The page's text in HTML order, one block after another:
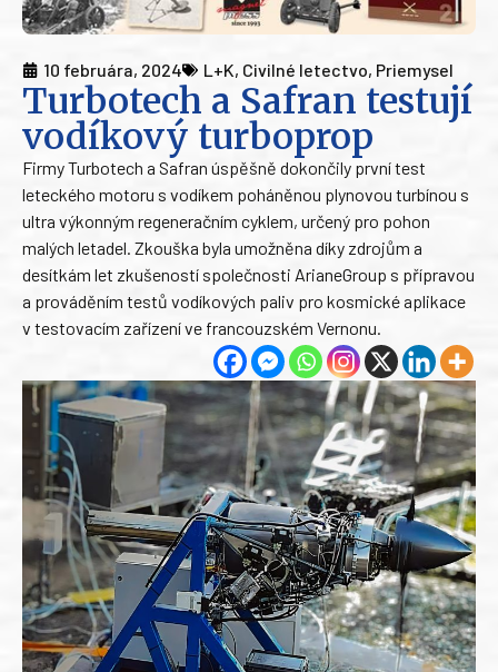
10 februára, 2024 L+K, Civilné letectvo, Priemysel
Turbotech a Safran testují
vodíkový turboprop
Firmy Turbotech a Safran úspěšně dokončily první test
leteckého motoru s vodíkem poháněnou plynovou turbínou s
ultra výkonným regeneračním cyklem, určený pro pohon
malých letadel. Zkouška byla umožněna díky zdrojům a
desítkám let zkušeností společnosti ArianeGroup s přípravou
a prováděním testů vodíkových paliv pro kosmické aplikace
v testovacím zařízení ve francouzském Vernonu.